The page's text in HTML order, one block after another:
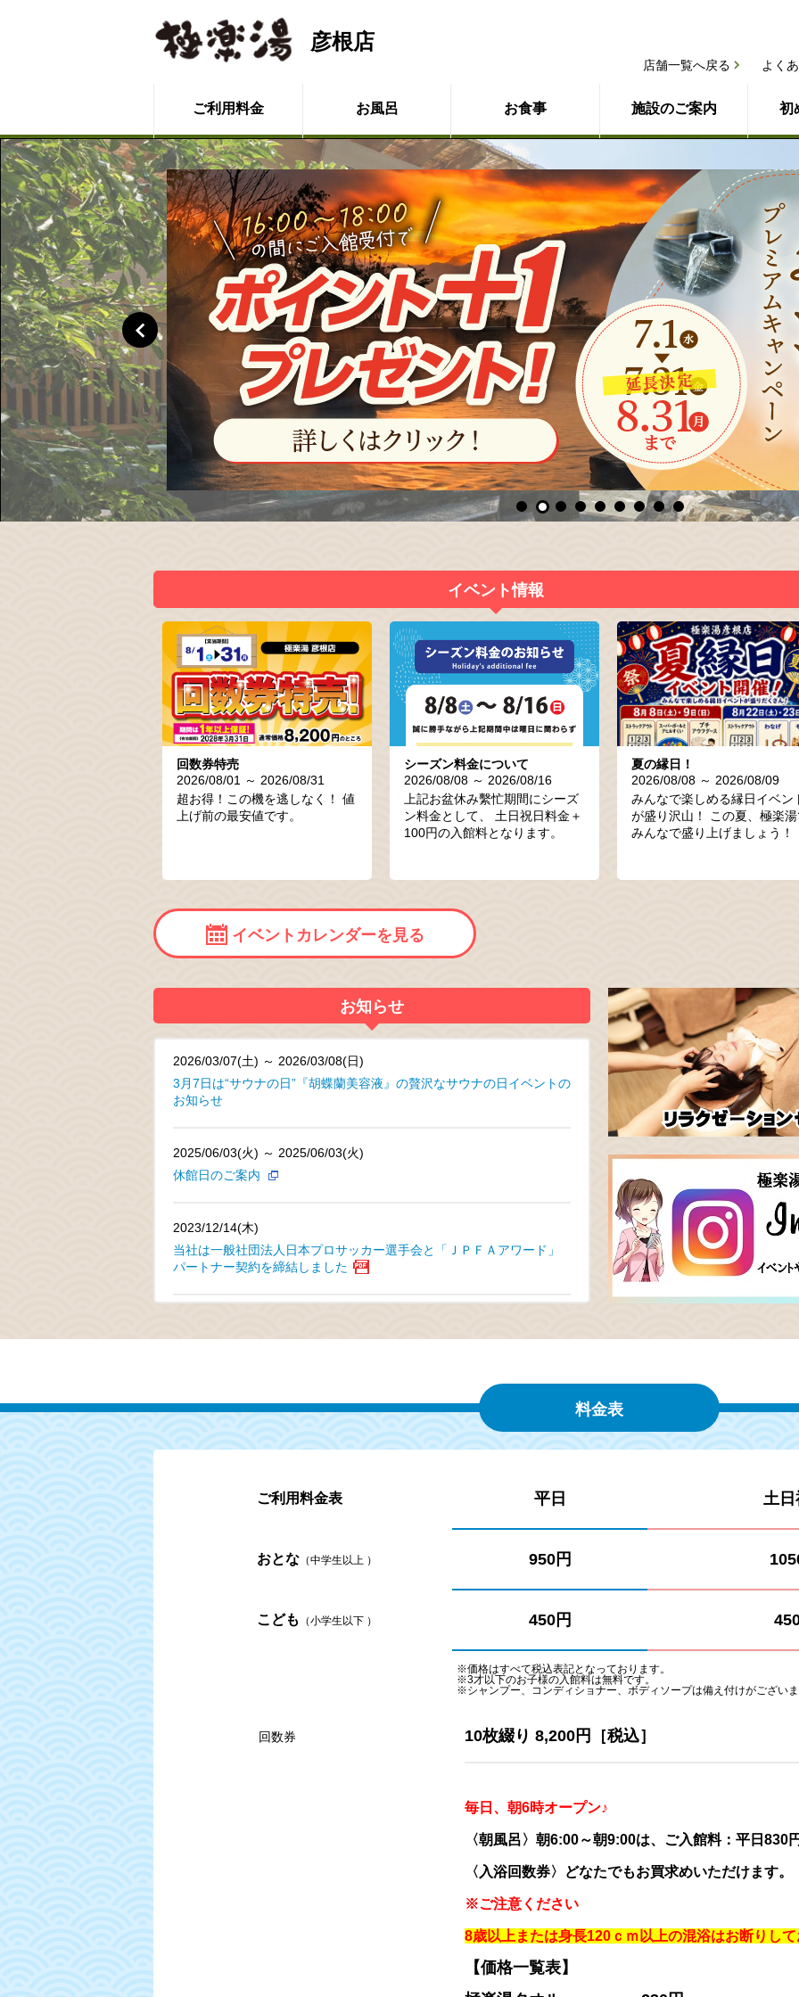
彦根店
ご利用料金 お風呂 お食事 施設のご案内 初
店舗一覧へ戻る よく
イベント情報
回数券特売
2026/08/01 ～ 2026/08/31
超お得！この機を逃しなく！ 値
上げ前の最安値です。
シーズン料金について
2026/08/08 ～ 2026/08/16
上記お盆休み繫忙期間にシーズ
ン料金として、 土日祝日料金＋
100円の入館料となります。
夏の縁日！
2026/08/08 ～ 2026/08/09
みんなで楽しめる縁日イベン
が盛り沢山！ この夏、極楽
みんなで盛り上げましょう！
イベントカレンダーを見る
お知らせ
2026/03/07(土) ～ 2026/03/08(日)
3月7日は“サウナの日”『胡蝶蘭美容液』の贅沢なサウナの日イベントの
お知らせ
2025/06/03(火) ～ 2025/06/03(火)
休館日のご案内
2023/12/14(木)
当社は一般社団法人日本プロサッカー選手会と「ＪＰＦＡアワード」
パートナー契約を締結しました
料金表
ご利用料金表 平日 土
おとな （中学生以上 ） 950円
こども （小学生以下 ） 450円
※価格はすべて税込表記となっております。
※3才以下のお子様の入館料は無料です。
※シャンプー、コンディショナー、ボディソープは備え付けがござい
回数券 10枚綴り 8,200円［税込］
毎日、朝6時オープン♪
〈朝風呂〉朝6:00～朝9:00は、ご入館料：平日830
〈入浴回数券〉どなたでもお買求めいただけます。
※ご注意ください
8歳以上または身長120ｃｍ以上の混浴はお断りし
【価格一覧表】